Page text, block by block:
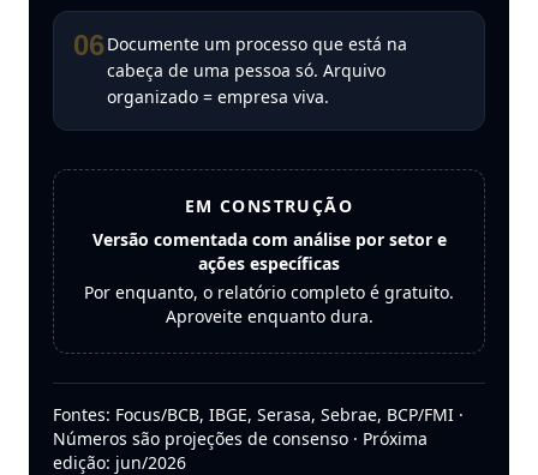
06Documente um processo que está na
cabeça de uma pessoa só. Arquivo
organizado = empresa viva.
EM CONSTRUÇÃO
Versão comentada com análise por setor e
ações específicas
Por enquanto, o relatório completo é gratuito.
Aproveite enquanto dura.
Fontes: Focus/BCB, IBGE, Serasa, Sebrae, BCP/FMI ·
Números são projeções de consenso · Próxima
edição: jun/2026